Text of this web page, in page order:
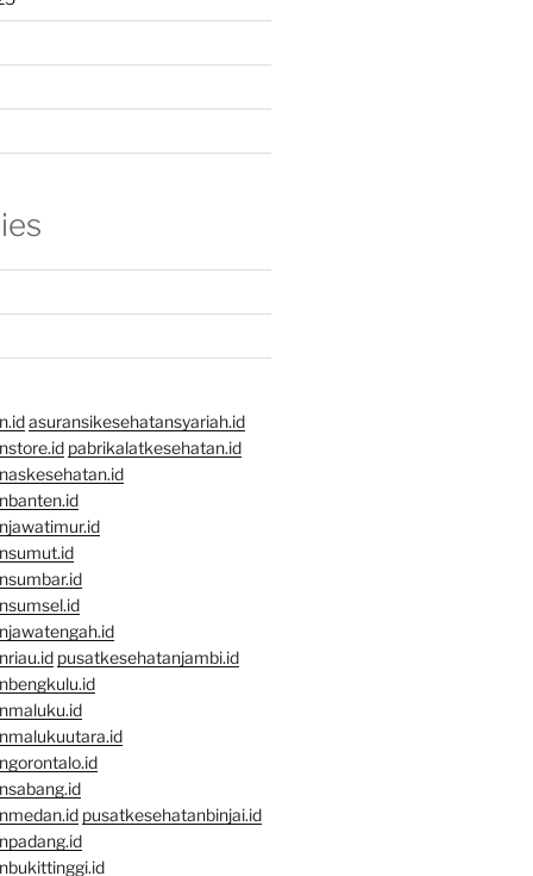
asuransikesehatansyariah.id
pabrikalatkesehatan.id
pusatkesehatanjambi.id
pusatkesehatanbinjai.id